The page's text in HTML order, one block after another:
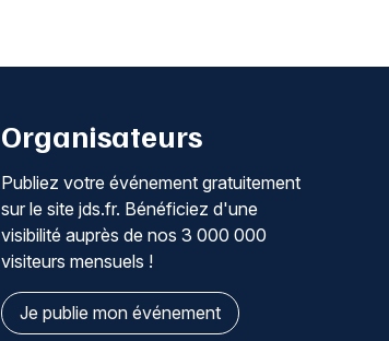
Organisateurs
Publiez votre événement gratuitement
sur le site jds.fr. Bénéficiez d'une
visibilité auprès de nos 3 000 000
visiteurs mensuels !
Je publie mon événement